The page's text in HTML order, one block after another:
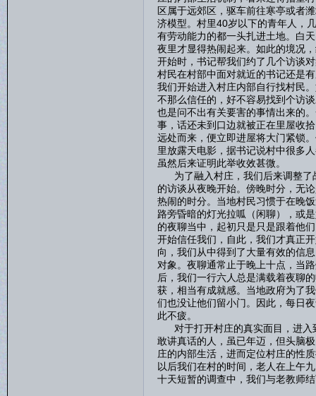
区属于远郊区，驱车前往寒亭或者
济模型。村里40岁以下的青年人，
有劳动能力的都一头扎进土地。白
夜里才显得热闹起来。如此的境况
开始时，书记帮我们约了几个访谈
村民在村部中面对就近的书记还是
我们开始进入村庄内部自行找村民
不那么信任的，好不容易找到个访
也是问不出有关要害的事情出来的
事，话还未到口边就被正在里屋收
远处而来，便立即进屋将大门紧锁
里放露天电影，据书记说村中很多
虽然后来证明此举收效甚微。
为了融入村庄，我们后来调整了
的访谈从夜晚开始。傍晚时分，无
热闹的时分。当地村民习惯于在晚
路旁昏暗的灯光拉呱（闲聊），或
的夜聊当中，起初只是只是跟着他
开始信任我们，自此，我们才真正
向，我们从中得到了大量有效的信
对象。夜聊通常止于晚上十点，当
后，我们一行六人总是满载着夜聊
获，相当有成就感。当地政府为了
们也没让他们留小门。因此，每日
此不疲。
对于打开村庄的真实面目，进入
敢讲真话的人，虽已年迈，但头脑
庄的内部生活，进而定位村庄的性
以后我们在村的时间，老人在上午
十天短暂的调查中，我们与老教师